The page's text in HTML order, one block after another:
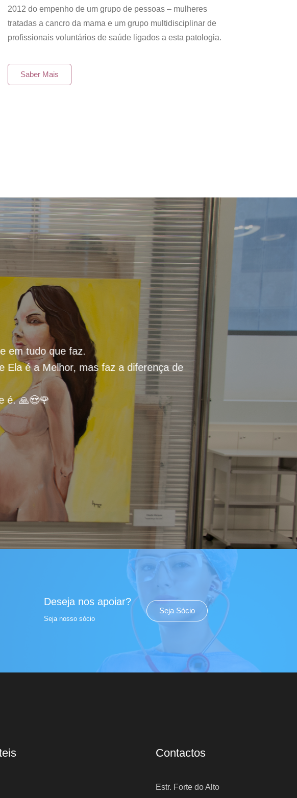
2012 do empenho de um grupo de pessoas – mulheres
tratadas a cancro da mama e um grupo multidisciplinar de
profissionais voluntários de saúde ligados a esta patologia.
Saber Mais
em tudo que faz.
Ela é a Melhor, mas faz a diferença de
é. 🙏😍🌹
Deseja nos apoiar?
Seja nosso sócio
Seja Sócio
Contactos
Estr. Forte do Alto